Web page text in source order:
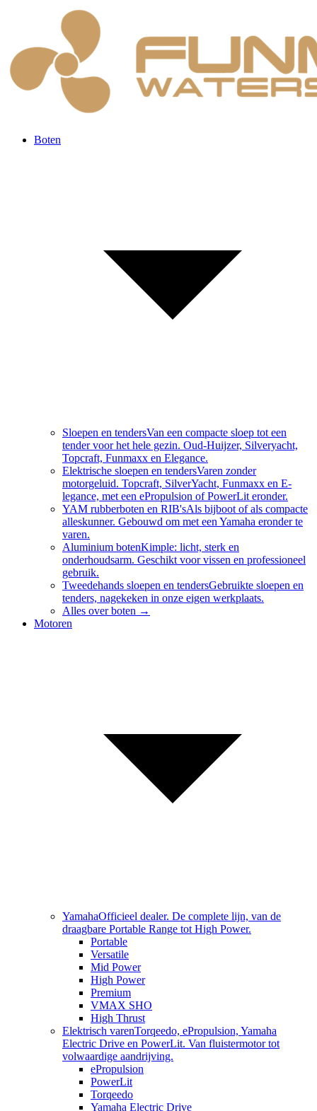
Boten
Sloepen en tendersVan een compacte sloep tot een
tender voor het hele gezin. Oud-Huijzer, Silveryacht,
Topcraft, Funmaxx en Elegance.
Elektrische sloepen en tendersVaren zonder
motorgeluid. Topcraft, SilverYacht, Funmaxx en E-
legance, met een ePropulsion of PowerLit eronder.
YAM rubberboten en RIB'sAls bijboot of als compacte
alleskunner. Gebouwd om met een Yamaha eronder te
varen.
Aluminium botenKimple: licht, sterk en
onderhoudsarm. Geschikt voor vissen en professioneel
gebruik.
Tweedehands sloepen en tendersGebruikte sloepen en
tenders, nagekeken in onze eigen werkplaats.
Alles overboten →
Motoren
YamahaOfficieel dealer. De complete lijn, van de
draagbare Portable Range tot High Power.
Portable
Versatile
Mid Power
High Power
Premium
VMAX SHO
High Thrust
Elektrisch varenTorqeedo, ePropulsion, Yamaha
Electric Drive en PowerLit. Van fluistermotor tot
volwaardige aandrijving.
ePropulsion
PowerLit
Torqeedo
Yamaha Electric Drive